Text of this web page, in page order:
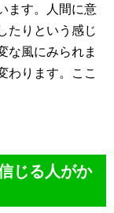
ます。人間に意
たりという感じ
な風にみられま
わります。ここ
じる人がか